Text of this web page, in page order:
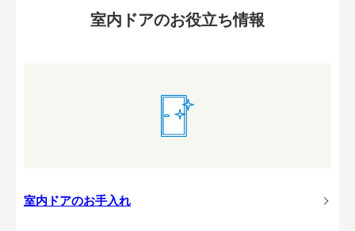
室内ドアのお役立ち情報
室内ドアのお手入れ